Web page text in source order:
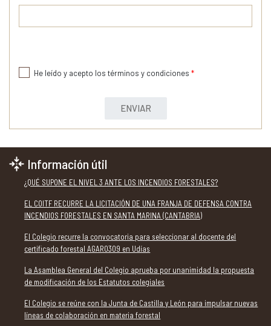
He leído y acepto los términos y condiciones *
ENVIAR
Información útil
¿QUÉ SUPONE EL NIVEL 3 ANTE LOS INCENDIOS FORESTALES?
EL COITF RECURRE LA LICITACIÓN DE UNA FRANJA DE DEFENSA CONTRA
INCENDIOS FORESTALES EN SANTA MARINA (CANTABRIA)
El Colegio recurre la convocatoria para seleccionar al docente del
certificado forestal AGAR0309 en Udías
La Asamblea General del Colegio aprueba por unanimidad la propuesta
de modificación de los Estatutos colegiales
El Colegio se reúne con la Junta de Castilla y León para impulsar nuevas
líneas de colaboración en materia forestal